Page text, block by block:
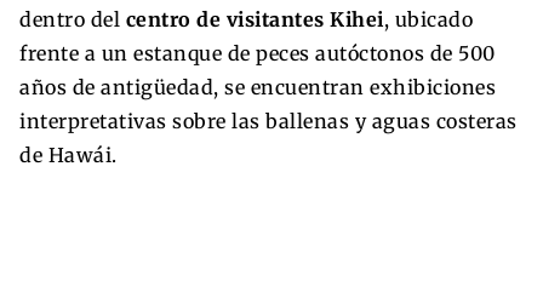
dentro del centro de visitantes Kihei, ubicado
frente a un estanque de peces autóctonos de 500
años de antigüedad, se encuentran exhibiciones
interpretativas sobre las ballenas y aguas costeras
de Hawái.